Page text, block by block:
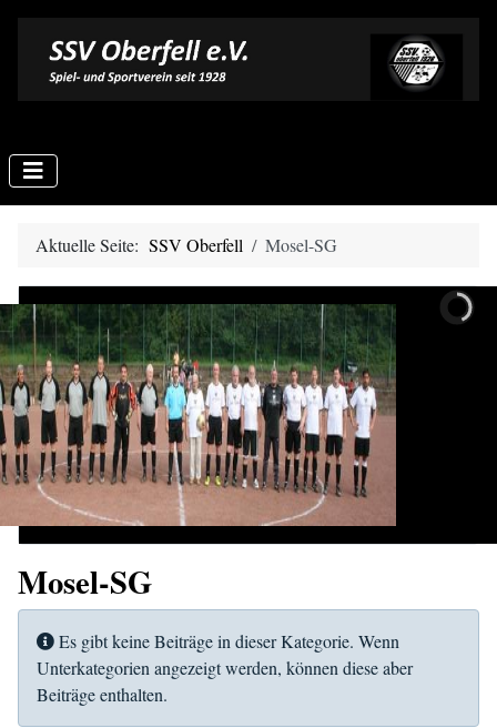
Aktuelle Seite: SSV Oberfell Mosel-SG
Mosel-SG
Information
Es gibt keine Beiträge in dieser Kategorie. Wenn
Unterkategorien angezeigt werden, können diese aber
Beiträge enthalten.